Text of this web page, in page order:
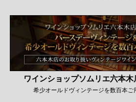
ワインショップソムリエ六本
希少オールドヴィンテージを数百本ご